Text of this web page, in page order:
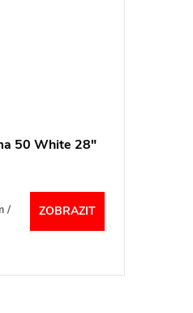
50 White 28"
/
ZOBRAZIT